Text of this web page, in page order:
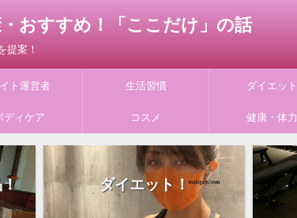
おすすめ！「ここだけ」の話
提案！
ト運営者 生活習慣 ダイエット
ディケア コスメ 健康・体力
ダイエット！